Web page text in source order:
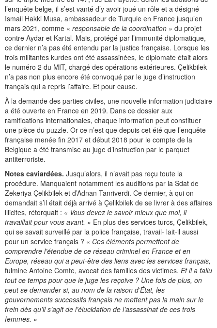
l’enquête belge, il s’est vanté d’y avoir joué un rôle et a désigné
Ismail Hakki Musa, ambassadeur de Turquie en France jusqu’en
mars 2021, comme « responsable de la coordination » du projet
contre Aydar et Kartal. Mais, protégé par l’immunité diplomatique,
ce dernier n’a pas été entendu par la justice française. Lorsque les
trois militantes kurdes ont été assassinées, le diplomate était alors
le numéro 2 du MIT, chargé des opérations extérieures. Çelikbilek
n’a pas non plus encore été convoqué par le juge d’instruction
français qui a repris l’affaire. Et pour cause.
À la demande des parties civiles, une nouvelle information judiciaire
a été ouverte en France en 2019. Dans ce dossier aux
ramifications internationales, chaque information peut constituer
une pièce du puzzle. Or ce n’est que depuis cet été que l’enquête
française menée fin 2017 et début 2018 pour le compte de la
Belgique a été transmise au juge d’instruction par le parquet
antiterroriste.
Notes caviardées. Jusqu’alors, il n’avait pas reçu toute la
procédure. Manquaient notamment les auditions par la Sdat de
Zekeriya Çelikbilek et d’Adnan Tanriverdi. Ce dernier, à qui on
demandait s’il était déjà arrivé à Çelikbilek de se livrer à des affaires
illicites, rétorquait : « Vous devez le savoir mieux que moi, il
travaillait pour vous avant. » En plus des services turcs, Çelikbilek,
qui se savait surveillé par la police française, travail- lait-il aussi
pour un service français ? « Ces éléments permettent de
comprendre l’étendue de ce réseau criminel en France et en
Europe, réseau qui a peut-être des liens avec les services français,
fulmine Antoine Comte, avocat des familles des victimes. Et il a fallu
tout ce temps pour que le juge les reçoive ? Une fois de plus, on
peut se demander si, au nom de la raison d’État, les
gouvernements successifs français ne mettent pas la main sur le
frein dès qu’il s’agit de l’élucidation de l’assassinat de ces trois
femmes. »